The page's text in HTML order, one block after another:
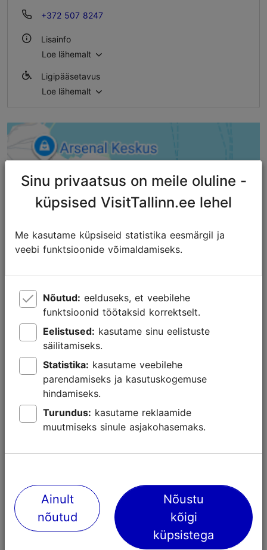
+372 507 8247
Lisainfo
Loe lähemalt
Ligipääsetavus
Täielik ligipääsetavus skuutriga
Täielik ligipääsetavus elektrilise ratastooliga
Täielik ligipääsetavus lapsevankriga
Loe lähemalt
Lähedalasuvad kohad
Traveller
Sinu privaatsus on meile oluline -
küpsised VisitTallinn.ee lehel
Me kasutame küpsiseid statistika eesmärgil ja
veebi funktsioonide võimaldamiseks.
Nõutud:
funktsioonid töötaksid korrektselt.
Eelistused:
säilitamiseks.
Statistika:
parendamiseks ja kasutuskogemuse
hindamiseks.
Turundus:
muutmiseks sinule asjakohasemaks.
Ainult
nõutud
Nõustu
kõigi
küpsistega